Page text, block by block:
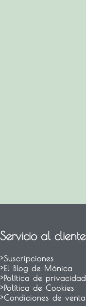
Servicio al cliente
>Suscripciones
>El Blog de Mónica
>Política de privacidad
>Política de Cookies
>Condiciones de venta